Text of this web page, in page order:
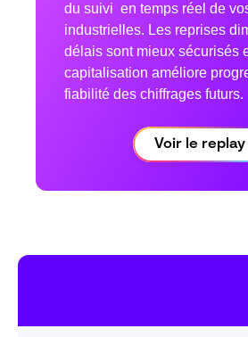
du suivi en temps réel de
industrielles. Les reprises
délais sont mieux sécurisés
capitalisation améliore
fiabilité des chiffrages futurs.
Voir le replay